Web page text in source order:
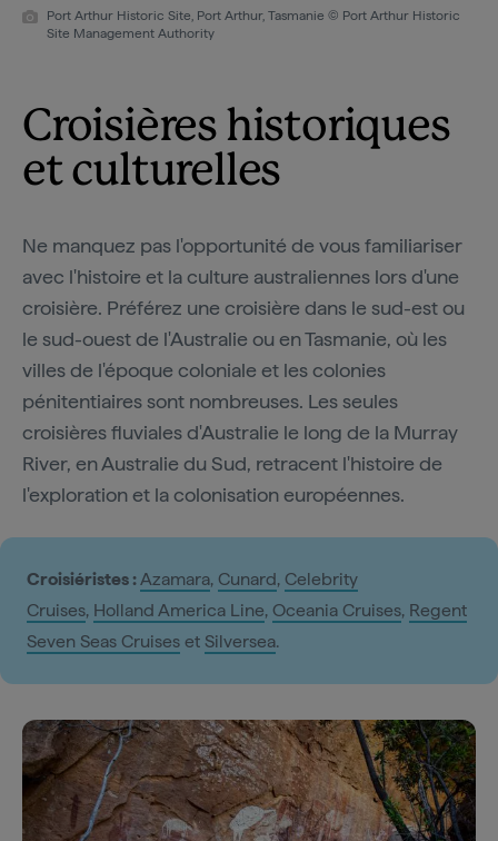
Port Arthur Historic Site, Port Arthur, Tasmanie © Port Arthur Historic
Site Management Authority
Croisières historiques
et culturelles
Ne manquez pas l'opportunité de vous familiariser
avec l'histoire et la culture australiennes lors d'une
croisière. Préférez une croisière dans le sud-est ou
le sud-ouest de l'Australie ou en Tasmanie, où les
villes de l'époque coloniale et les colonies
pénitentiaires sont nombreuses. Les seules
croisières fluviales d'Australie le long de la Murray
River, en Australie du Sud, retracent l'histoire de
l'exploration et la colonisation européennes.
Croisiéristes :Azamara, Cunard, Celebrity
Cruises, Holland America Line, Oceania Cruises, Regent
Seven Seas Cruises et Silversea.